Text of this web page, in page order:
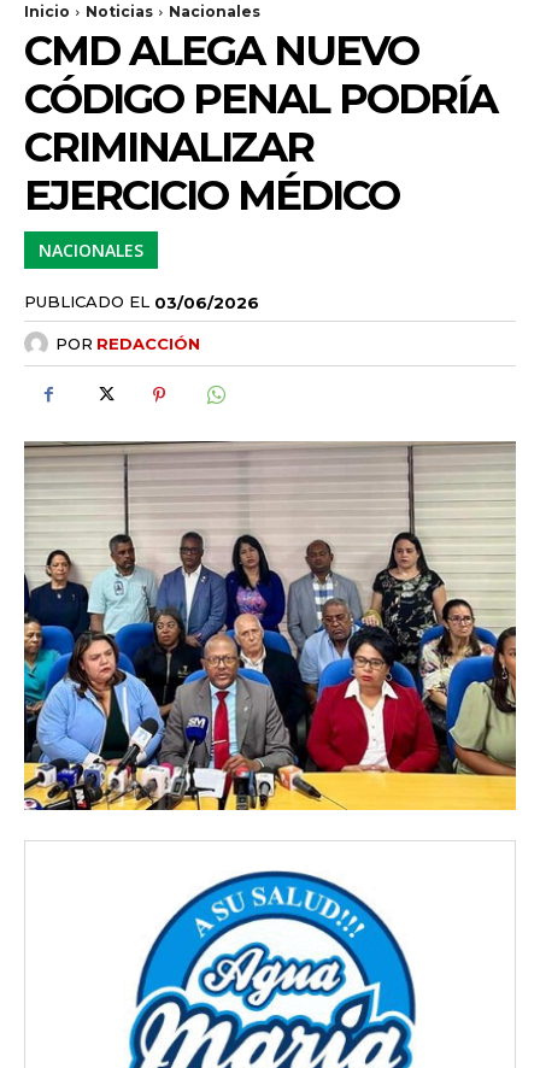
Inicio Noticias Nacionales
CMD ALEGA NUEVO
CÓDIGO PENAL PODRÍA
CRIMINALIZAR
EJERCICIO MÉDICO
NACIONALES
PUBLICADO EL 03/06/2026
POR REDACCIÓN